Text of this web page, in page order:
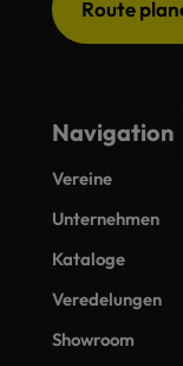
Navigation
Vereine
Unternehmen
Kataloge
Veredelungen
Showroom
Route